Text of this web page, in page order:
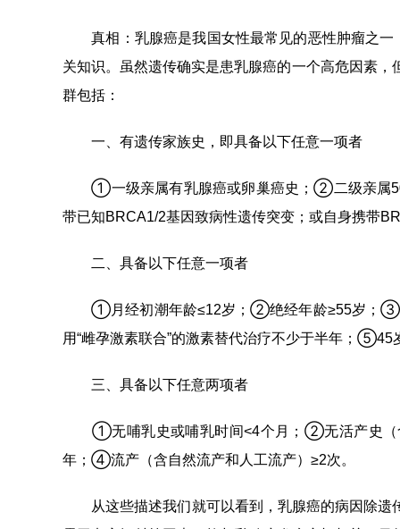
真相：乳腺癌是我国女性最常见的恶性肿瘤之一
关知识。虽然遗传确实是患乳腺癌的一个高危因素
群包括：
一、有遗传家族史，即具备以下任意一项者
①一级亲属有乳腺癌或卵巢癌史；②二级亲属50
带已知BRCA1/2基因致病性遗传突变；或自身携带
二、具备以下任意一项者
①月经初潮年龄≤12岁；②绝经年龄≥55岁；③有
用“雌孕激素联合”的激素替代治疗不少于半年；
三、具备以下任意两项者
①无哺乳史或哺乳时间<4个月；②无活产史（含
年；④流产（含自然流产和人工流产）≥2次。
从这些描述我们就可以看到，乳腺癌的病因除遗